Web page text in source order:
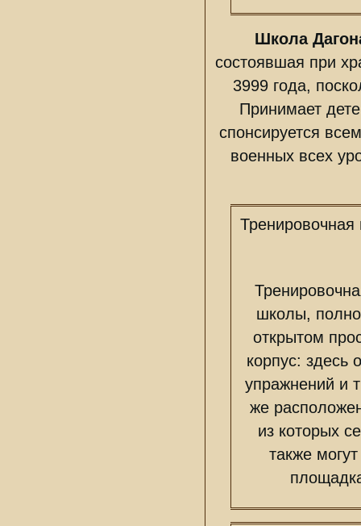
Школа
состоявшая при
3999 года,
Принимает
спонсируется
военных всех
школы,
открытом
корпус: здесь
упражнений и
же
из которых
также